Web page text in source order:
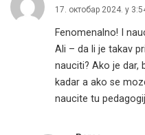
17. октобар 2024. у
Fenomenalno! I
Ali – da li je takav
nauciti? Ako je dar,
kadar a ako se
naucite tu